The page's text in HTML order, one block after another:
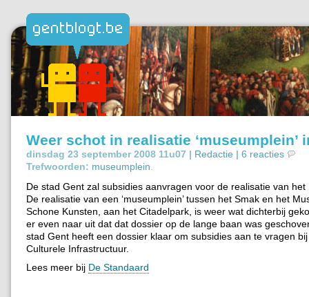
Weer schot in realisatie ‘museumplein’
dinsdag 23 september 2008 11u07 | Redactie | 6 reacties
Trefwoorden: museumplein
De stad Gent zal subsidies aanvragen voor de realisatie van het
De realisatie van een ‘museumplein’ tussen het Smak en het
Schone Kunsten, aan het Citadelpark, is weer wat dichterbij
er even naar uit dat dat dossier op de lange baan was
stad Gent heeft een dossier klaar om subsidies aan te vragen
Culturele Infrastructuur.
Lees meer bij De Standaard